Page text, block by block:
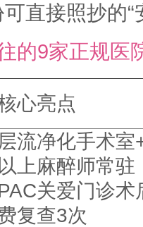
直接照抄的“
的9家正规医
心亮点
层流净化手术室
以上麻醉师常驻
关爱门诊术
复查3次